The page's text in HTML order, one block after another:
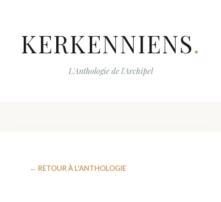
KERKENNIENS.
L'Anthologie de l'Archipel
← RETOUR À L'ANTHOLOGIE